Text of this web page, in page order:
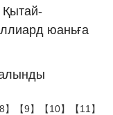
Қытай-
юаньға
алынды
】 【9】 【10】
【11】